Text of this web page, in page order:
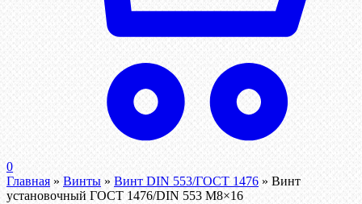
0
Главная » Винты » Винт DIN 553/ГОСТ 1476 » Винт
установочный ГОСТ 1476/DIN 553 М8×16